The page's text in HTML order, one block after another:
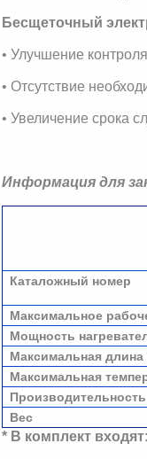
Бесщеточный
• Улучшение
• Отсутствие
• Увеличение срока
Информация для
Каталожный номер
Максимальное
Мощность
Максимальная длина
Максимальная
Производительность
Вес
* В комплект